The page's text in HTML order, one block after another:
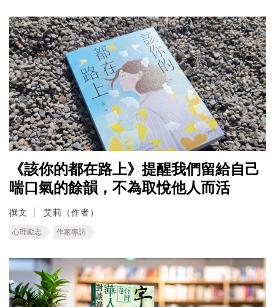
《該你的都在路上》提醒我們留給自己
喘口氣的餘韻，不為取悅他人而活
撰文 艾莉（作者）
心理勵志 作家專訪